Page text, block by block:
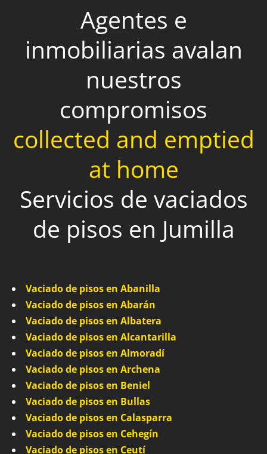
Agentes e
inmobiliarias avalan
nuestros
compromisos
collected and emptied
at home
Servicios de vaciados
de pisos en Jumilla
Vaciado de pisos en Abanilla
Vaciado de pisos en Abarán
Vaciado de pisos en Albatera
Vaciado de pisos en Alcantarilla
Vaciado de pisos en Almoradí
Vaciado de pisos en Archena
Vaciado de pisos en Beniel
Vaciado de pisos en Bullas
Vaciado de pisos en Calasparra
Vaciado de pisos en Cehegín
Vaciado de pisos en Ceutí